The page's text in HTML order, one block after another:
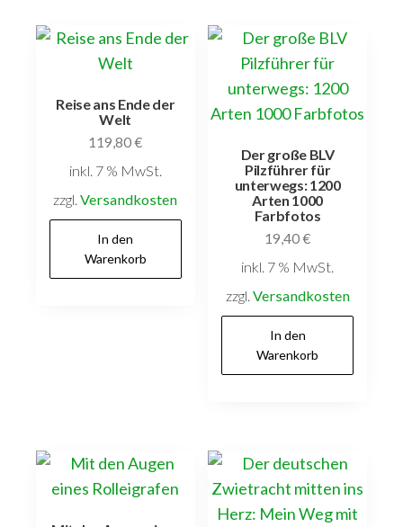
Reise ans Ende der
Welt
119,80€
inkl. 7 % MwSt.
zzgl.Versandkosten
In den
Warenkorb
Der große BLV
Pilzführer für
unterwegs: 1200
Arten 1000
Farbfotos
19,40€
inkl. 7 % MwSt.
zzgl. Versandkosten
In den
Warenkorb